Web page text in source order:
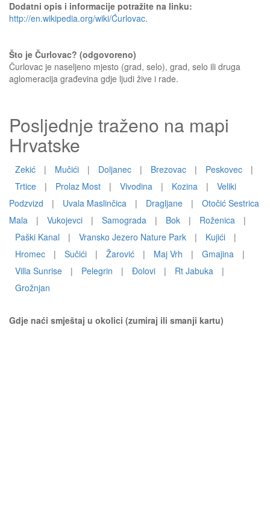
Dodatni opis i informacije potražite na linku:
http://en.wikipedia.org/wiki/Ćurlovac.
Što je Čurlovac? (odgovoreno)
Čurlovac je naseljeno mjesto (grad, selo), grad, selo ili druga
aglomeracija građevina gdje ljudi žive i rade.
Posljednje traženo na mapi
Hrvatske
Zekić | Mučići | Doljanec | Brezovac | Peskovec
|
Trtice
| Prolaz Most | Vivodina | Kozina |
Veliki
Podzvizd
| Uvala Maslinčica | Dragljane |
Otočić Sestrica
Mala
| Vukojevci | Samograda | Bok | Roženica
|
Paški Kanal
| Vransko Jezero Nature Park | Kujići
|
Hromec
| Sučići | Žarović | Maj Vrh | Gmajina
|
Villa Sunrise
| Pelegrin | Ðolovi | Rt Jabuka
|
Grožnjan
Gdje naći smještaj u okolici (zumiraj ili smanji kartu)